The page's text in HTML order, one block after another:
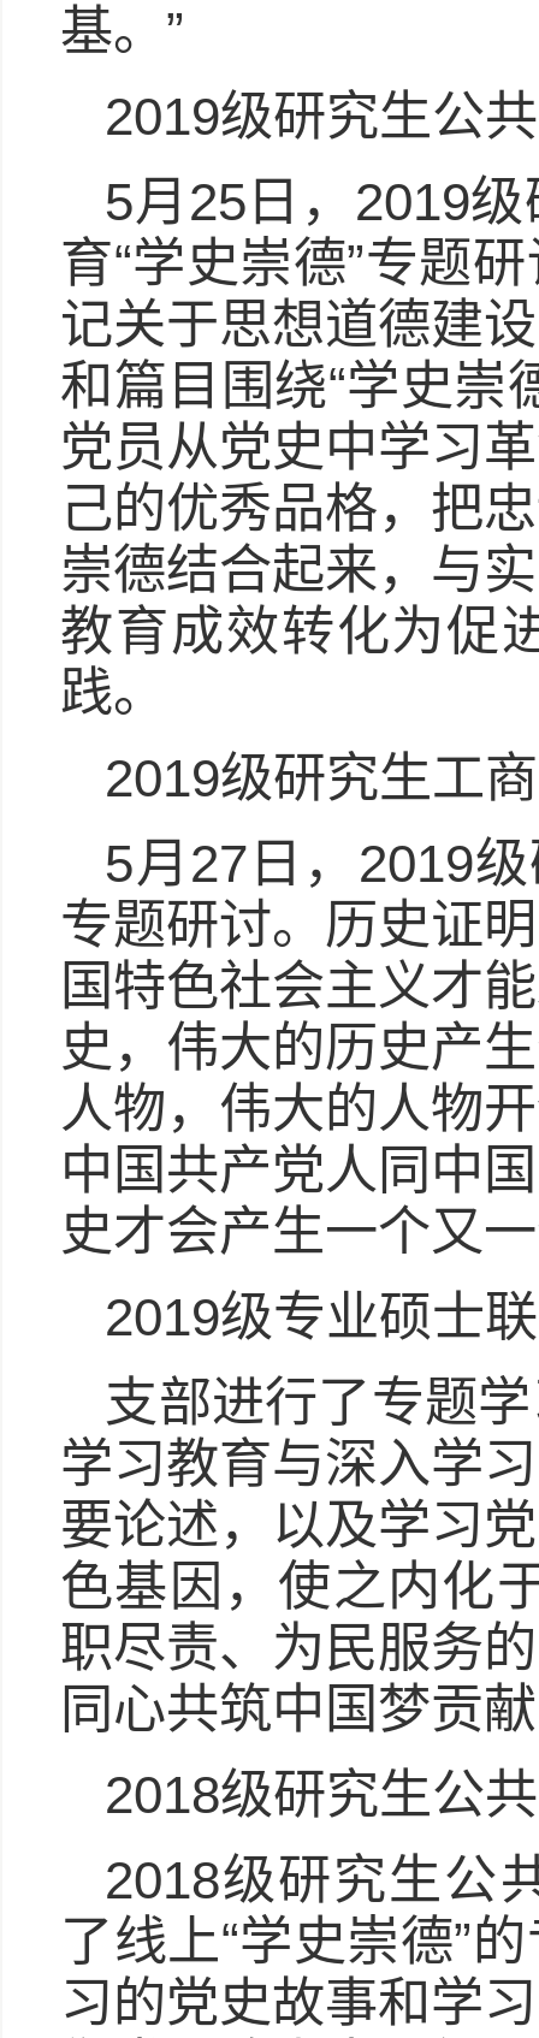
基。”
2019级研究生公
5月25日，2019
育“学史崇德”专题
记关于思想道德建
和篇目围绕“学史崇
党员从党史中学习
己的优秀品格，把
崇德结合起来，与
教育成效转化为促
践。
2019级研究生工
5月27日，2019
专题研讨。历史证
国特色社会主义才
史，伟大的历史产
人物，伟大的人物
中国共产党人同中
史才会产生一个又
2019级专业硕士
支部进行了专题
学习教育与深入学
要论述，以及学习
色基因，使之内化
职尽责、为民服务
同心共筑中国梦贡
2018级研究生公
2018级研究生公
了线上“学史崇德”
习的党史故事和学